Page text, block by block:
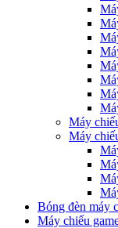
Máy
Máy
Bóng đèn máy
Máy chiếu